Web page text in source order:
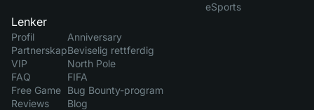
eSports
Lenker
Profil
Partnerskap
VIP
FAQ
Free Game
Reviews
Anniversary
Beviselig rettferdig
North Pole
FIFA
Bug Bounty-program
Blog